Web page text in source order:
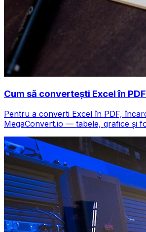
Cum să convertești Excel în PDF
Pentru a converti Excel în PDF,
MegaConvert.io — tabele, grafice și